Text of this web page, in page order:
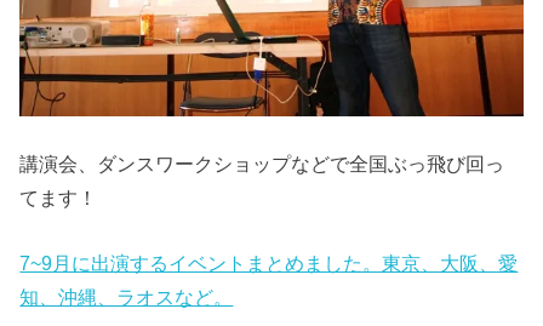
講演会、ダンスワークショップなどで全国ぶっ飛び回っ
てます！
7~9月に出演するイベントまとめました。東京、大阪、愛
知、沖縄、ラオスなど。